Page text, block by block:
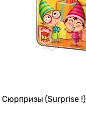
Сюрпризы (Surprise !)